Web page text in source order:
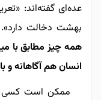
عده‌ای گفته‌اند:
بهشت دخالت دارد».
همه چیز مطابق با
انسان هم آگاهانه و
ممکن است کسی